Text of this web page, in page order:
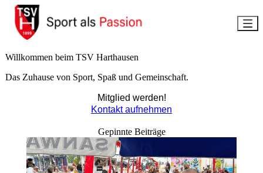
Willkommen beim TSV Harthausen
Das Zuhause von Sport, Spaß und Gemeinschaft.
Mitglied werden!
Kontakt aufnehmen
Gepinnte Beiträge